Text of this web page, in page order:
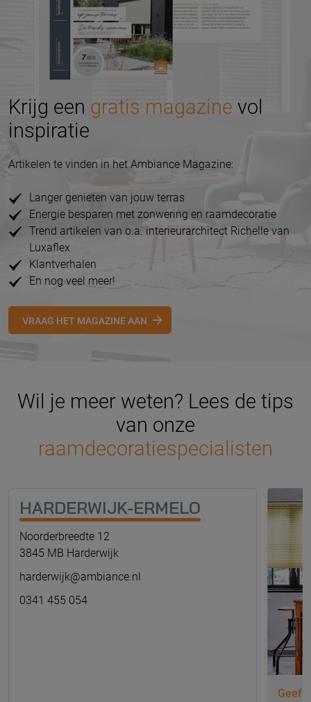
Krijg een gratis magazine vol
inspiratie
Artikelen te vinden in het Ambiance Magazine:
Langer genieten van jouw terras
Energie besparen met zonwering en raamdecoratie
Trend artikelen van o.a. interieurarchitect Richelle van
Luxaflex
Klantverhalen
En nog veel meer!
VRAAG HET MAGAZINE AAN
Wil je meer weten? Lees de tips
van onze
raamdecoratiespecialisten
HARDERWIJK-ERMELO
Noorderbreedte 12
3845 MB Harderwijk
harderwijk@ambiance.nl
0341 455 054
Geef